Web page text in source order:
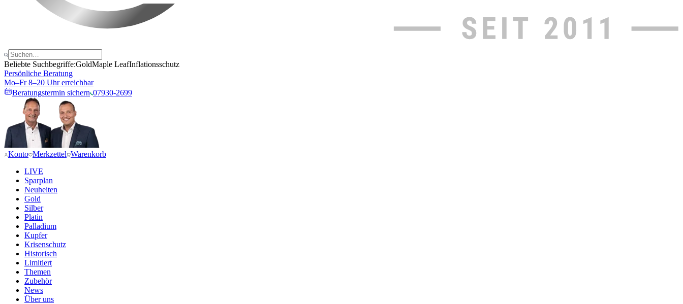
Beliebte Suchbegriffe:GoldMaple LeafInflationsschutz
Persönliche Beratung
Mo–Fr 8–20 Uhr erreichbar
Beratungstermin sichern 07930-2699
Konto Merkzettel Warenkorb
LIVE
Sparplan
Neuheiten
Gold
Silber
Platin
Palladium
Kupfer
Krisenschutz
Historisch
Limitiert
Themen
Zubehör
News
Über uns